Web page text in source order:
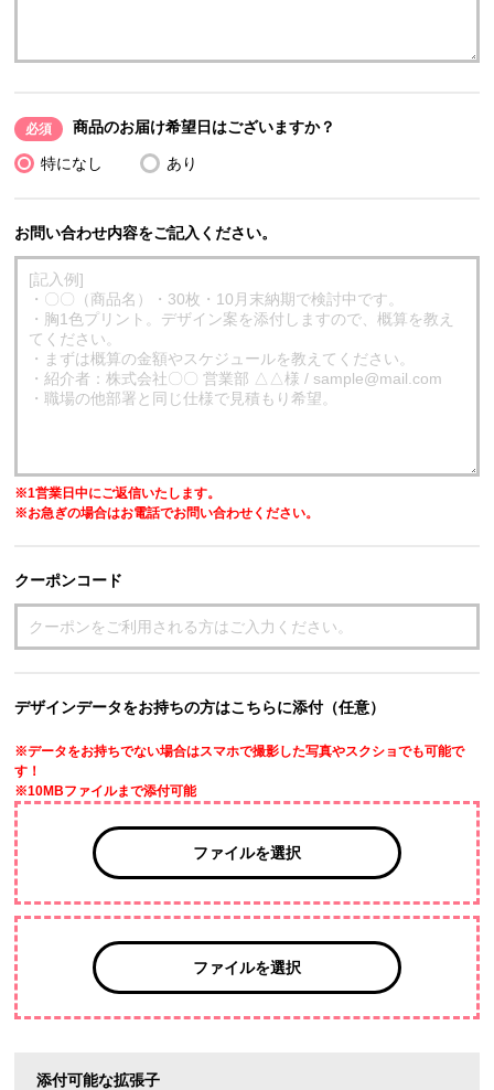
必須 商品のお届け希望日はございますか？
特になし あり
お問い合わせ内容をご記入ください。
※1営業日中にご返信いたします。
※お急ぎの場合はお電話でお問い合わせください。
クーポンコード
デザインデータをお持ちの方はこちらに添付（任意）
※データをお持ちでない場合はスマホで撮影した写真やスクショでも可能で
す！
※10MBファイルまで添付可能
ファイルを選択
ファイルを選択
添付可能な拡張子